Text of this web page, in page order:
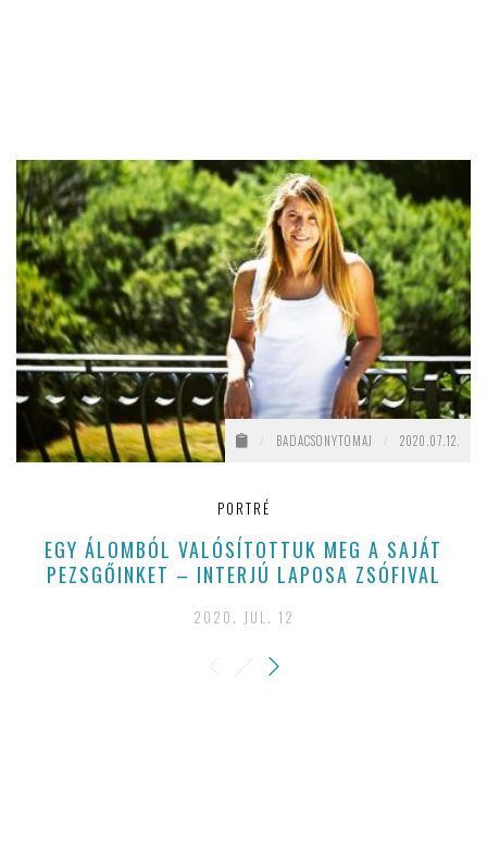
BADACSONYTOMAJ 2020.07.12.
PORTRÉ
EGY ÁLOMBÓL VALÓSÍTOTTUK MEG A SAJÁT
PEZSGŐINKET – INTERJÚ LAPOSA ZSÓFIVAL
2020. JUL. 12